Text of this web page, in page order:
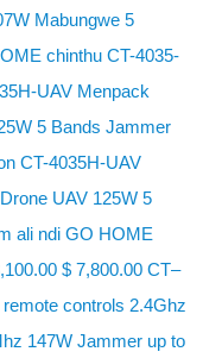
Mabungwe 5
chinthu CT-4035-
UAV Menpack
5 Bands Jammer
CT-4035H-UAV
UAV 125W 5
ali ndi GO HOME
$ 7,800.00 CT–
controls 2.4Ghz
147W Jammer up to